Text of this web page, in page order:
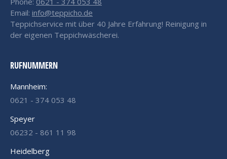
Email: info@teppicho.de
Teppichservice mit über 40 Jahre Erfahrung! Reinigung in
der eigenen Teppichwäscherei.
RUFNUMMERN
Mannheim:
0621 - 374 053 48
Speyer
06232 - 861 11 98
Heidelberg